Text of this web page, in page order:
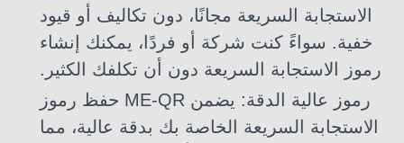
الاستجابة السريعة مجانًا، دون تكاليف أو قيود
خفية. سواءً كنت شركة أو فردًا، يمكنك إنشاء
رموز الاستجابة السريعة دون أن تكلفك الكثير.
رموز عالية الدقة: يضمن ME-QR حفظ رموز
الاستجابة السريعة الخاصة بك بدقة عالية، مما